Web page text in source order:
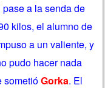
a la senda de
kilos, el alumno de
a un valiente, y
pudo hacer nada
sometióGorka. El